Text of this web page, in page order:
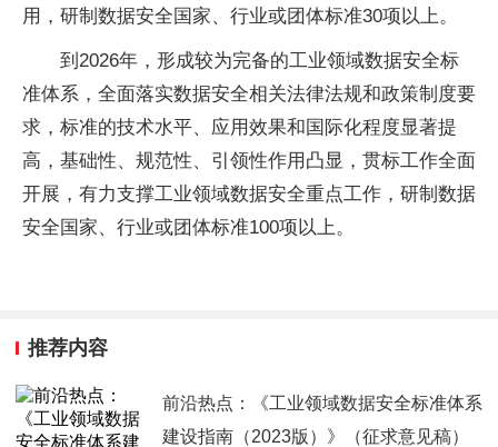
用，研制数据安全国家、行业或团体标准30项以上。
到2026年，形成较为完备的工业领域数据安全标
准体系，全面落实数据安全相关法律法规和政策制度要
求，标准的技术水平、应用效果和国际化程度显著提
高，基础性、规范性、引领性作用凸显，贯标工作全面
开展，有力支撑工业领域数据安全重点工作，研制数据
安全国家、行业或团体标准100项以上。
推荐内容
前沿热点：《工业领域数据安全标准体系
建设指南（2023版）》（征求意见稿）